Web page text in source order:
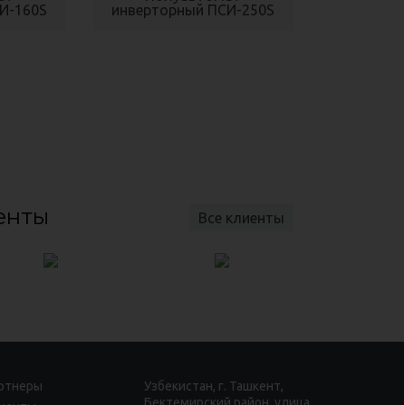
160S
инверторный ПСИ-250S
Все клиенты
Узбекистан, г. Ташкент,